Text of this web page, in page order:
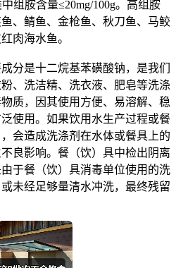
组胺含量≤20mg/100g。高组胺
、鲭鱼、金枪鱼、秋刀鱼、马鲛
肉海水鱼。
是十二烷基苯磺酸钠，是我们
、洗洁精、洗衣液、肥皂等洗涤
质，因其使用方便、易溶解、稳
使用。如果饮用水生产过程或餐
会造成洗涤剂在水体或餐具上的
良影响。餐（饮）具中检出阴离
于餐（饮）具消毒单位使用的洗
未经足够量清水冲洗，最终残留